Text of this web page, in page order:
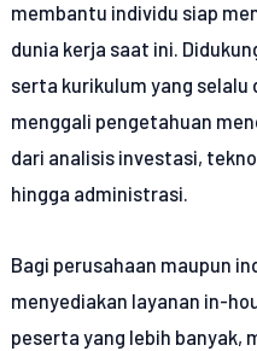
membantu individu siap
dunia kerja saat ini.
serta kurikulum yang
menggali pengetahuan
dari analisis investasi,
hingga administrasi.
Bagi perusahaan maupun
menyediakan layanan in-
peserta yang lebih banyak,